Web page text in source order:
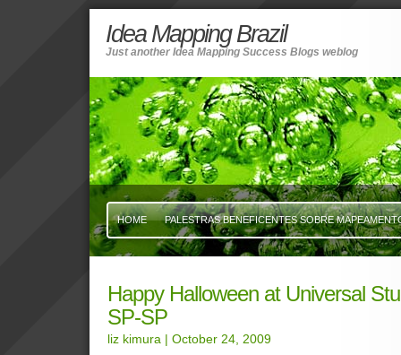
Idea Mapping Brazil
Just another Idea Mapping Success Blogs weblog
HOME PALESTRAS BENEFICENTES SOBRE
Happy Halloween at Universal
SP-SP
liz kimura | October 24, 2009